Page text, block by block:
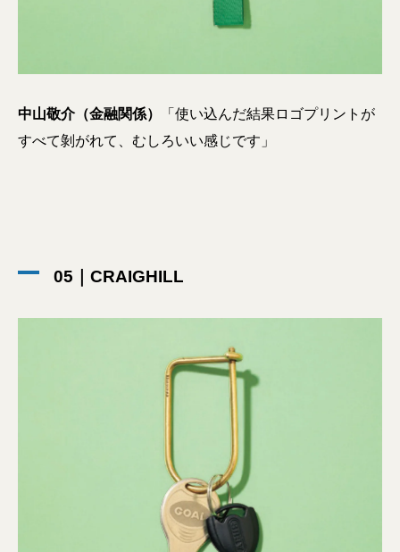
中山敬介（金融関係）
「使い込んだ結果ロゴプリントが
すべて剝がれて、むしろいい感じです」
05｜CRAIGHILL